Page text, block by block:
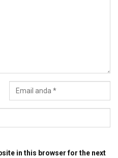
in this browser for the next